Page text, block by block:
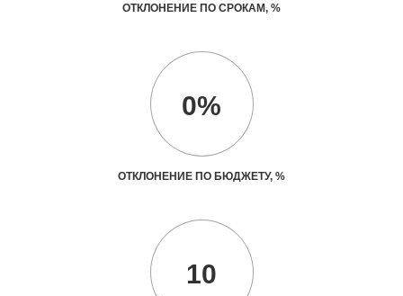
ОТКЛОНЕНИЕ ПО СРОКАМ, %
0%
ОТКЛОНЕНИЕ ПО БЮДЖЕТУ, %
10